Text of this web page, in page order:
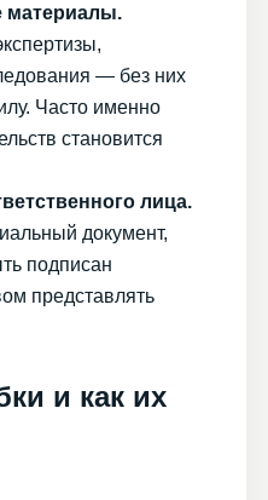
материалы.
— без них
Часто именно
становится
лица.
документ,
подписан
представлять
и как их